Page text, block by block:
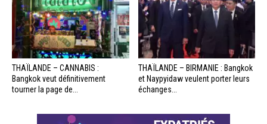
THAÏLANDE – CANNABIS :
Bangkok veut définitivement
tourner la page de...
THAÏLANDE – BIRMANIE : Bangkok
et Naypyidaw veulent porter leurs
échanges...